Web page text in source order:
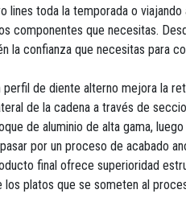
lines toda la temporada o
componentes que necesitas.
la confianza que necesitas para
perfil de diente alterno mejora la
de la cadena a través de
de aluminio de alta gama,
por un proceso de acabado
final ofrece superioridad
platos que se someten al